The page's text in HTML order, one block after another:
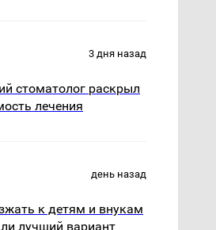
3 дня назад
стоматолог раскрыл
лечения
день назад
к детям и внукам
лучший вариант